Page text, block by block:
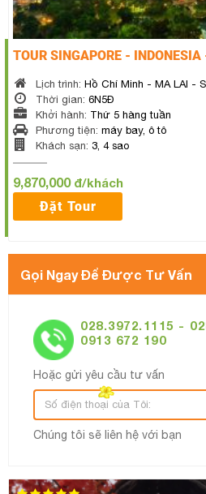
TOUR SINGAPORE -
Lịch trình: Hồ Chí Minh - MA LAI -
Thời gian: 6N5Đ
Khởi hành: Thứ 5 hàng tuần
Phương tiện: máy bay, ô tô
Khách sạn: 3, 4 sao
9,870,000 đ/khách
Đặt Tour
Gọi Ngay Để Được Tư Vấn
028.3972.1115 -
0913 672 190
Hoặc gửi yêu cầu tư vấn
Chúng tôi sẽ liên hệ với bạn